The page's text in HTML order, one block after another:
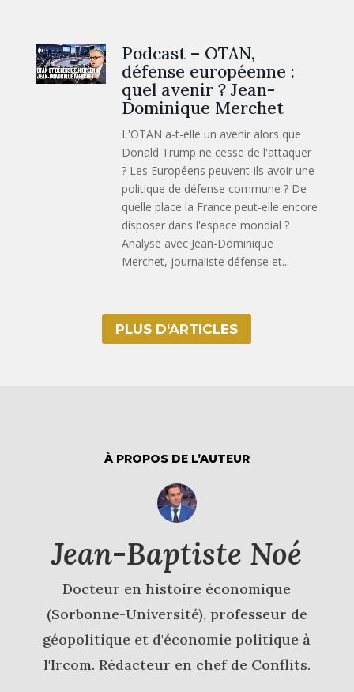
Podcast – OTAN,
défense européenne :
quel avenir ? Jean-
Dominique Merchet
L'OTAN a-t-elle un avenir alors que
Donald Trump ne cesse de l'attaquer
? Les Européens peuvent-ils avoir une
politique de défense commune ? De
quelle place la France peut-elle encore
disposer dans l'espace mondial ?
Analyse avec Jean-Dominique
Merchet, journaliste défense et...
PLUS D‘ARTICLES
À PROPOS DE L’AUTEUR
Jean-Baptiste Noé
Docteur en histoire économique
(Sorbonne-Université), professeur de
géopolitique et d'économie politique à
l'Ircom. Rédacteur en chef de Conflits.